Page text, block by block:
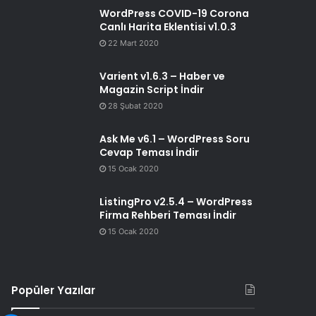
WordPress COVID-19 Corona
Canlı Harita Eklentisi v1.0.3
22 Mart 2020
Varient v1.6.3 – Haber ve
Magazin Script İndir
28 Şubat 2020
Ask Me v6.1 – WordPress Soru
Cevap Teması İndir
15 Ocak 2020
ListingPro v2.5.4 – WordPress
Firma Rehberi Teması İndir
15 Ocak 2020
Popüler Yazılar